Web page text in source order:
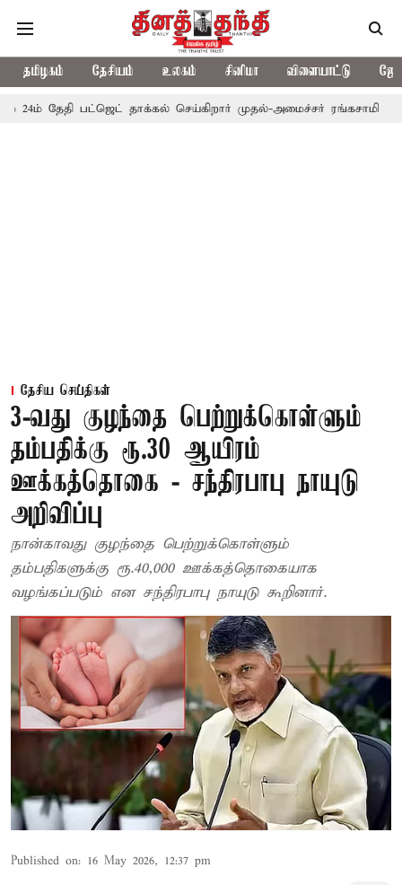
தமிழகம் தேசியம் உலகம் சினிமா விளையாட்டு
பட்ஜெட் தாக்கல் செய்கிறார் முதல்-அமைச்சர் ரங்கசாமி
தேசிய செய்திகள்
3-வது குழந்தை பெற்றுக்கொள்ளும்
தம்பதிக்கு ரூ.30 ஆயிரம்
ஊக்கத்தொகை - சந்திரபாபு நாயுடு
அறிவிப்பு
நான்காவது குழந்தை பெற்றுக்கொள்ளும்
தம்பதிகளுக்கு ரூ.40,000 ஊக்கத்தொகையாக
வழங்கப்படும் என சந்திரபாபு நாயுடு கூறினார்.
Published on: 16 May 2026, 12:37 pm